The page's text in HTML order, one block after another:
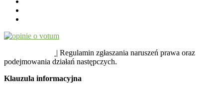
| Regulamin zgłaszania naruszeń prawa oraz
podejmowania działań następczych.
Klauzula informacyjna